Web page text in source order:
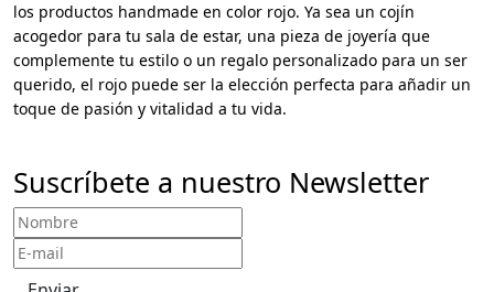
los productos handmade en color rojo. Ya sea un cojín
acogedor para tu sala de estar, una pieza de joyería que
complemente tu estilo o un regalo personalizado para un ser
querido, el rojo puede ser la elección perfecta para añadir un
toque de pasión y vitalidad a tu vida.
Suscríbete a nuestro Newsletter